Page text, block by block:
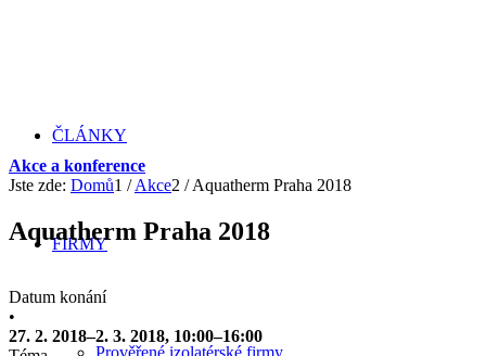
ČLÁNKY
FIRMY
Prověřené izolatérské firmy
Akce a konference
Jste zde: Domů1 / Akce2 / Aquatherm Praha 2018
Aquatherm Praha 2018
Datum konání
•
27. 2. 2018–2. 3. 2018, 10:00–16:00